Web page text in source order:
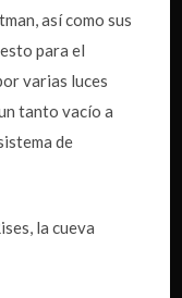
así como sus
para el
varias luces
tanto vacío a
de
la cueva